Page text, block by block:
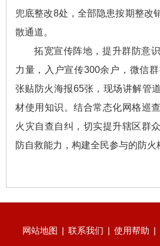
兜底整改8处，全部隐患按期整改
散通道。
拓宽宣传阵地，提升群防意
力量，入户宣传300余户，微信
张贴防火海报65张，现场讲解管
材使用知识。结合常态化网格巡
火灾自查自纠，切实提升辖区群
防自救能力，构建全民参与的防火
网站地图 | 联系我们 | 使用帮助 |